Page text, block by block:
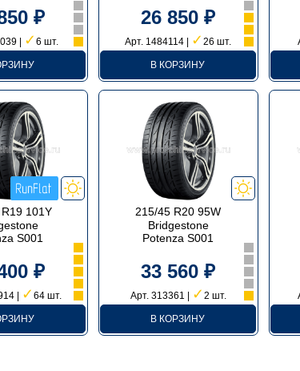
₽
| ✓ 6 шт.
26 850 ₽
Арт. 1484114 | ✓ 26 шт.
В КОРЗИНУ
101Y
S001
₽
| ✓ 64 шт.
215/45 R20 95W
Bridgestone
Potenza S001
33 560 ₽
Арт. 313361 | ✓ 2 шт.
В КОРЗИНУ